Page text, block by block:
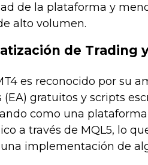
de la plataforma y
alto volumen.
de Trading
es reconocido por su
(EA) gratuitos y scripts
como una
a través de MQL5, lo
implementación de